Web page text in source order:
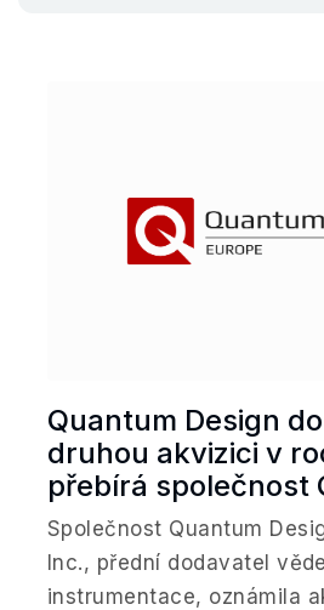
Quantum Design
druhou akvizici v
přebírá společnost
Společnost Quantum
Inc., přední dodavatel
instrumentace, oznámila